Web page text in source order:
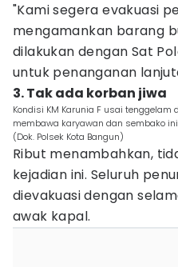
"Kami segera evakuasi
mengamankan barang
dilakukan dengan Sat
untuk penanganan
3. Tak ada korban jiwa
Kondisi KM Karunia F usai tenggelam
membawa karyawan dan sembako
(Dok. Polsek Kota Bangun)
Ribut menambahkan,
kejadian ini. Seluruh
dievakuasi dengan
awak kapal.